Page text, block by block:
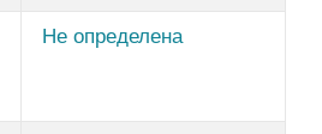
Не определена